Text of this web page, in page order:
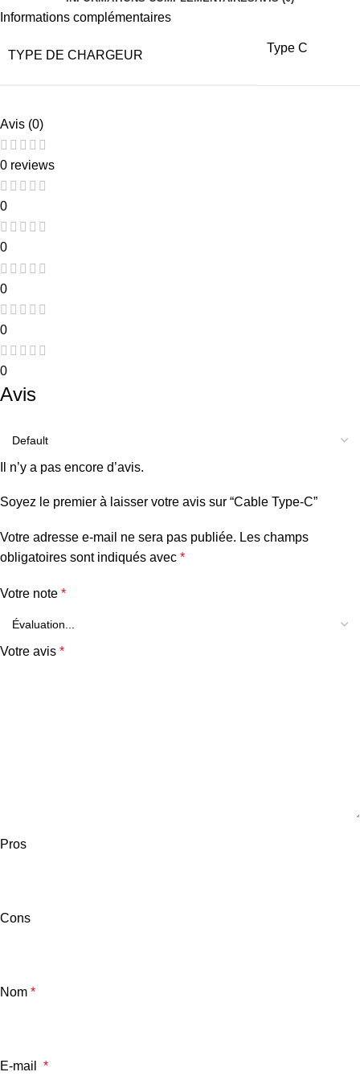
Informations complémentaires
TYPE DE CHARGEUR
Type C
Avis (0)
0 reviews
0
0
0
0
0
Avis
Il n’y a pas encore d’avis.
Soyez le premier à laisser votre avis sur “Cable Type-C”
Votre adresse e-mail ne sera pas publiée. Les champs
obligatoires sont indiqués avec *
Votre note *
Votre avis *
Pros
Cons
Nom *
E-mail *